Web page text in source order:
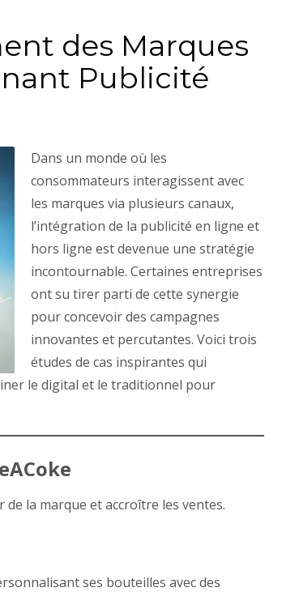
des Marques
Publicité
Dans un monde où les
consommateurs interagissent avec
les marques via plusieurs canaux,
l’intégration de la publicité en ligne et
hors ligne est devenue une stratégie
incontournable. Certaines entreprises
ont su tirer parti de cette synergie
pour concevoir des campagnes
innovantes et percutantes. Voici trois
études de cas inspirantes qui
le digital et le traditionnel pour
la marque et accroître les ventes.
ses bouteilles avec des